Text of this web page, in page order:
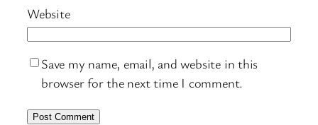
Website
Save my name, email, and website in this
browser for the next time I comment.